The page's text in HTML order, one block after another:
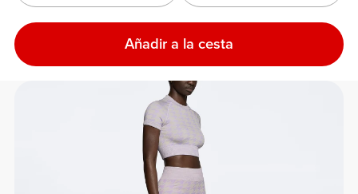
Añadir a la cesta